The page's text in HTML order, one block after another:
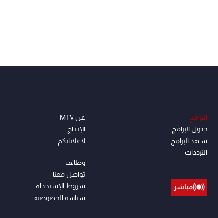
البرامج
جدول البرامج
شاهد البرامج
الترددات
مباشر
عن MTV
الإنـتـاج
لاعلاناتكم
وظائف
تواصل معنا
شروط الإسـتخدام
سياسة الخصوصية